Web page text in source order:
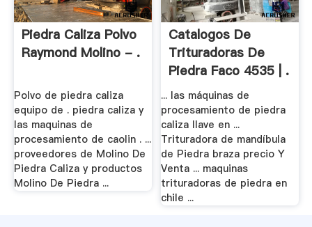
Piedra Caliza Polvo
Raymond Molino - .
Polvo de piedra caliza
equipo de . piedra caliza y
las maquinas de
procesamiento de caolin . ...
proveedores de Molino De
Piedra Caliza y productos
Molino De Piedra ...
Catalogos De
Trituradoras De
Piedra Faco 4535 | .
... las máquinas de
procesamiento de piedra
caliza llave en ...
Trituradora de mandíbula
de Piedra braza precio Y
Venta ... maquinas
trituradoras de piedra en
chile ...